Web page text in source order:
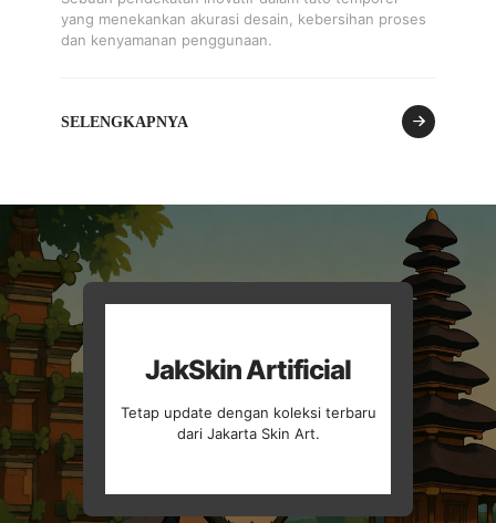
yang menekankan akurasi desain, kebersihan proses
dan kenyamanan penggunaan.
SELENGKAPNYA
JakSkin Artificial
Tetap update dengan koleksi terbaru
dari Jakarta Skin Art.